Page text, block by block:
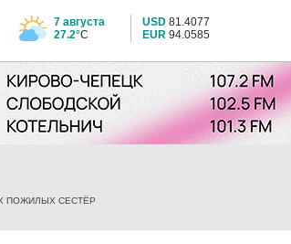
7 августа
27.2°C
USD 81.4077
EUR 94.0585
ПОЖИЛЫХ СЕСТЁР